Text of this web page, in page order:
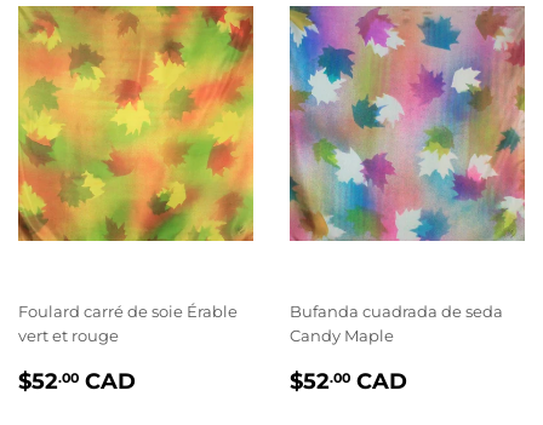
Foulard carré de soie Érable
vert et rouge
PRIX
$52.00 CAD
Bufanda cuadrada de seda
Candy Maple
PRIX
$52.00 CAD